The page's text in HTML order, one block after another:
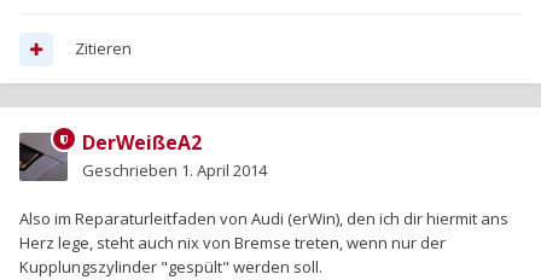
Zitieren
DerWeißeA2
Geschrieben 1. April 2014
Also im Reparaturleitfaden von Audi (erWin), den ich dir hiermit ans
Herz lege, steht auch nix von Bremse treten, wenn nur der
Kupplungszylinder "gespült" werden soll.